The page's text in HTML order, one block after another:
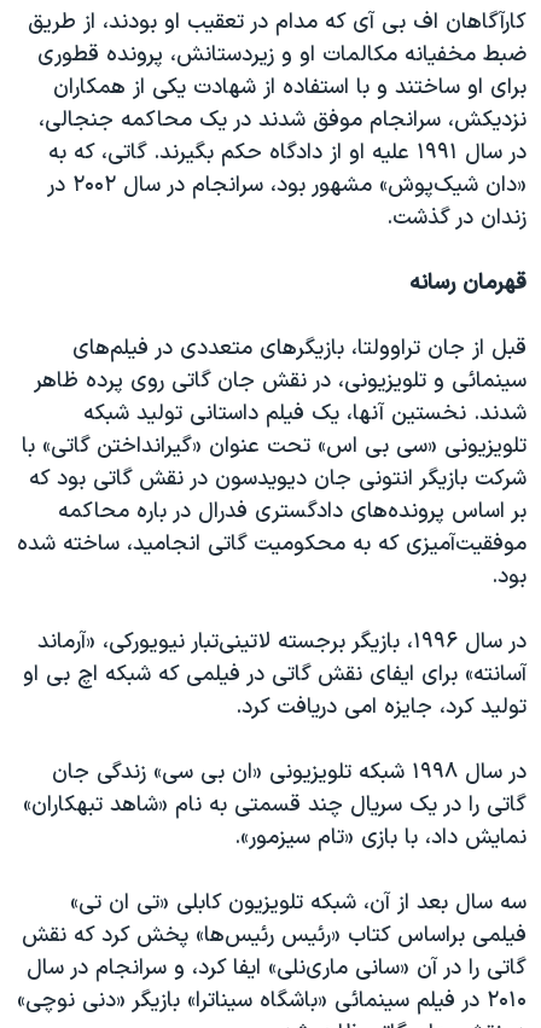
کارآگاهان اف بی آی که مدام در تعقیب او بودند، از طریق
ضبط مخفیانه مکالمات او و زیردستانش، پرونده قطوری
برای او ساختند و با استفاده از شهادت یکی از همکاران
نزدیکش،‌ سرانجام موفق شدند در یک محاکمه جنجالی‌،
در سال ۱۹۹۱ علیه او از دادگاه حکم بگیرند. گاتی، که به
«دان شیک‌پوش» مشهور بود، سرانجام در سال ۲۰۰۲ در
زندان در گذشت.
قهرمان رسانه
قبل از جان تراوولتا،‌ بازیگرهای متعددی در فیلم‌های
سینمائی و تلویزیونی، در نقش جان گاتی روی پرده ظاهر
شدند. نخستین آنها، یک فیلم داستانی تولید شبکه
تلویزیونی «سی بی اس» تحت عنوان «گیرانداختن گاتی» با
شرکت بازیگر انتونی جان دیویدسون در نقش گاتی بود که
بر اساس پرونده‌های دادگستری فدرال در باره محاکمه‌
موفقیت‌آمیزی که به محکومیت گاتی انجامید، ساخته شده
بود.
در سال ۱۹۹۶، بازیگر برجسته لاتینی‌تبار نیویورکی، «آرماند
آسانته» برای ایفای نقش گاتی در فیلمی که شبکه اچ بی او
تولید کرد،‌ جایزه امی دریافت کرد.
در سال ۱۹۹۸ شبکه تلویزیونی «ان بی سی»‌ زندگی جان
گاتی را در یک سریال چند قسمتی به نام «شاهد تبهکاران»
نمایش داد،‌ با بازی «تام سیزمور».
سه سال بعد از آن، شبکه تلویزیون کابلی «تی ان تی»
فیلمی براساس کتاب «رئیس رئیس‌ها»‌ پخش کرد که نقش
گاتی را در آن «سانی ماری‌نلی» ایفا کرد،‌ و سرانجام در سال
۲۰۱۰ در فیلم سینمائی «باشگاه سیناترا» بازیگر «دنی نوچی»